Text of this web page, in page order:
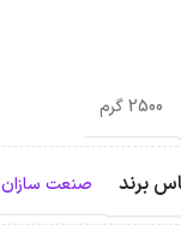
2500 گرم
برند صنعت سازان